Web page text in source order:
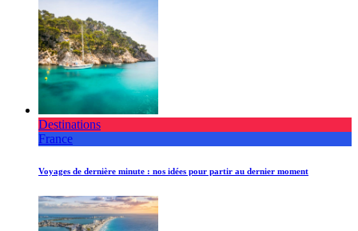
Destinations
France
Voyages de dernière minute : nos idées pour partir au dernier moment